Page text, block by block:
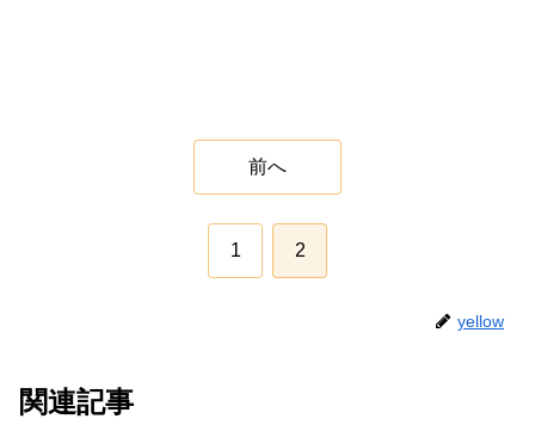
前へ
1 2
yellow
関連記事